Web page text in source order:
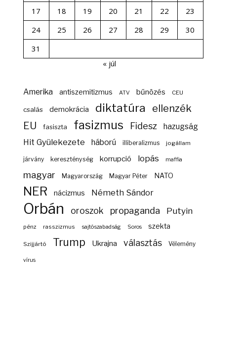
17
18 19 20 21 22
23
24
25 26 27 28 29
30
31
« júl
Amerika antiszemitizmus ATV bűnözés CEU
csalás demokrácia diktatúra ellenzék
EU fasiszta fasizmus Fidesz hazugság
Hit Gyülekezete háború illiberalizmus jogállam
járvány kereszténység korrupció lopás maffia
magyar Magyarország Magyar Péter NATO
NER nácizmus Németh Sándor
Orbán oroszok propaganda Putyin
pénz rasszizmus sajtószabadság Soros szekta
Szijjártó Trump Ukrajna választás Vélemény
vírus